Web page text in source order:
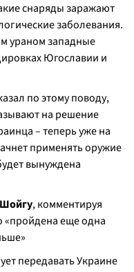
снаряды заражают
заболевания.
ураном западные
Югославии и
по этому поводу,
на решение
– теперь уже на
применять оружие
вынуждена
, комментируя
«пройдена еще одна
передавать Украине